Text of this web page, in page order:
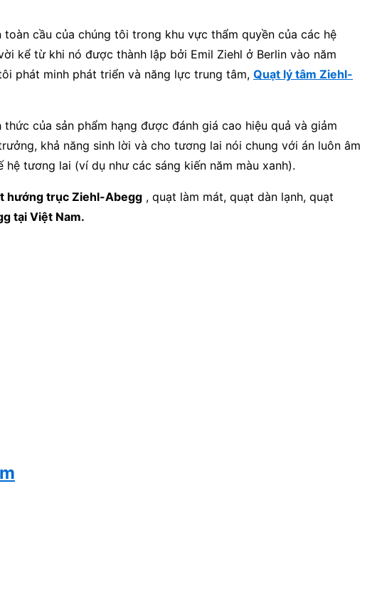
cầu của chúng tôi trong khu vực thẩm quyền của các hệ
kể từ khi nó được thành lập bởi Emil Ziehl ở Berlin vào năm
phát minh phát triển và năng lực trung tâm, Quạt lý tâm Ziehl-
của sản phẩm hạng được đánh giá cao hiệu quả và giảm
khả năng sinh lời và cho tương lai nói chung với án luôn âm
tương lai (ví dụ như các sáng kiến năm màu xanh).
hướng trục Ziehl-Abegg , quạt làm mát, quạt dàn lạnh, quạt
tại Việt Nam.